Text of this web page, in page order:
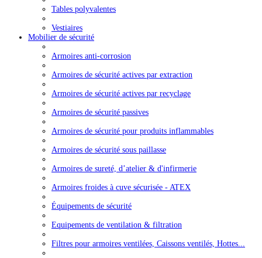
Tables polyvalentes
Vestiaires
Mobilier de sécurité
Armoires anti-corrosion
Armoires de sécurité actives par extraction
Armoires de sécurité actives par recyclage
Armoires de sécurité passives
Armoires de sécurité pour produits inflammables
Armoires de sécurité sous paillasse
Armoires de sureté, d’atelier & d'infirmerie
Armoires froides à cuve sécurisée - ATEX
Équipements de sécurité
Equipements de ventilation & filtration
Filtres pour armoires ventilées, Caissons ventilés, Hottes...